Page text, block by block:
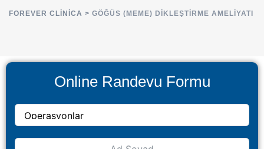
FOREVER CLINICA > GÖĞÜS (MEME) DIKLEŞTIRME AMELIYATI
Online Randevu Formu